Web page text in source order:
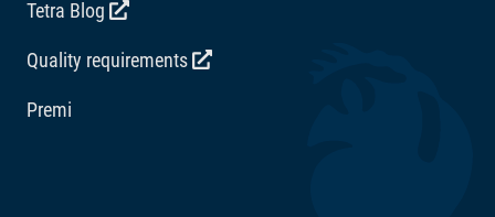
Tetra Blog
Quality requirements
Premi